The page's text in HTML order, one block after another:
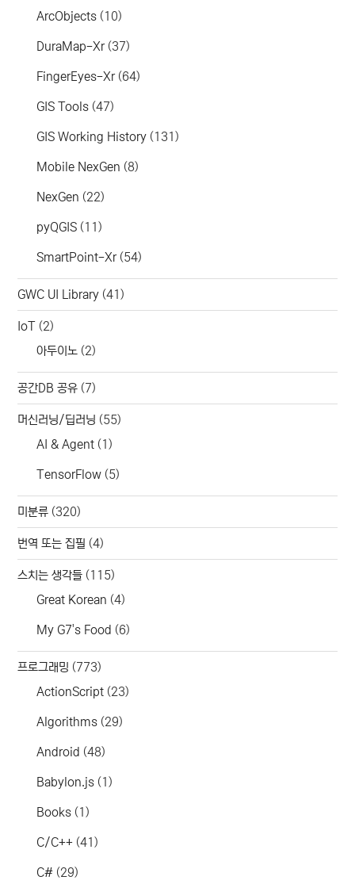
ArcObjects (10)
DuraMap-Xr(37)
FingerEyes-Xr(64)
GIS Tools (47)
GIS Working History (131)
Mobile NexGen (8)
NexGen (22)
pyQGIS (11)
SmartPoint-Xr(54)
GWC UI Library (41)
IoT (2)
아두이노 (2)
공간DB 공유 (7)
머신러닝/딥러닝 (55)
AI & Agent (1)
TensorFlow (5)
미분류 (320)
번역 또는 집필 (4)
스치는 생각들 (115)
Great Korean (4)
My G7's Food (6)
프로그래밍 (773)
ActionScript (23)
Algorithms (29)
Android (48)
Babylon.js (1)
Books (1)
C/C++ (41)
C# (29)